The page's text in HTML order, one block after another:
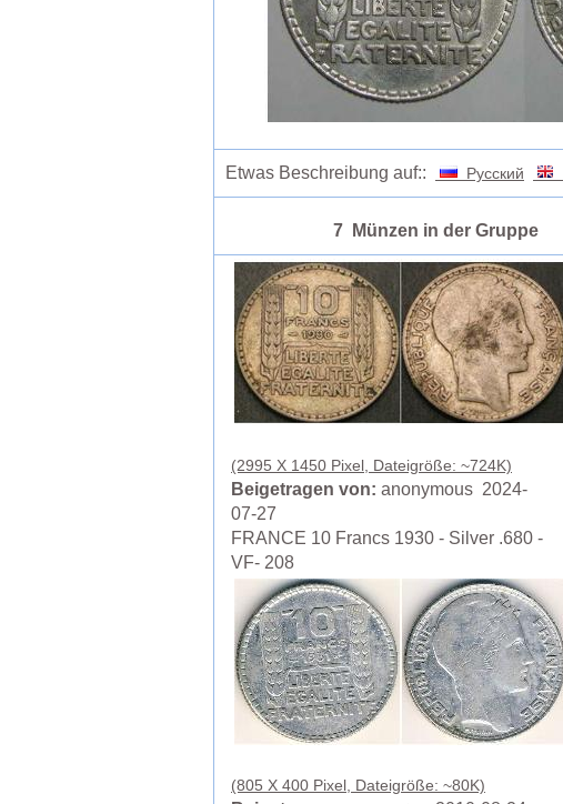
Etwas Beschreibung auf:: Русский
7 Münzen in der Gruppe
(2995 X 1450 Pixel, Dateigröße: ~724K)
Beigetragen von: anonymous 2024-
07-27
FRANCE 10 Francs 1930 - Silver .680 -
VF- 208
(805 X 400 Pixel, Dateigröße: ~80K)